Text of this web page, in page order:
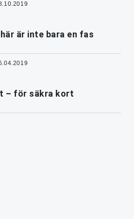
är inte bara en fas
– för säkra kort